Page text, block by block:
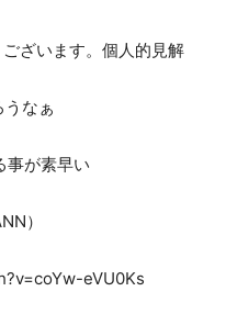
ざいます。個人的見解
うなぁ
事が素早い
）
eVU0Ks